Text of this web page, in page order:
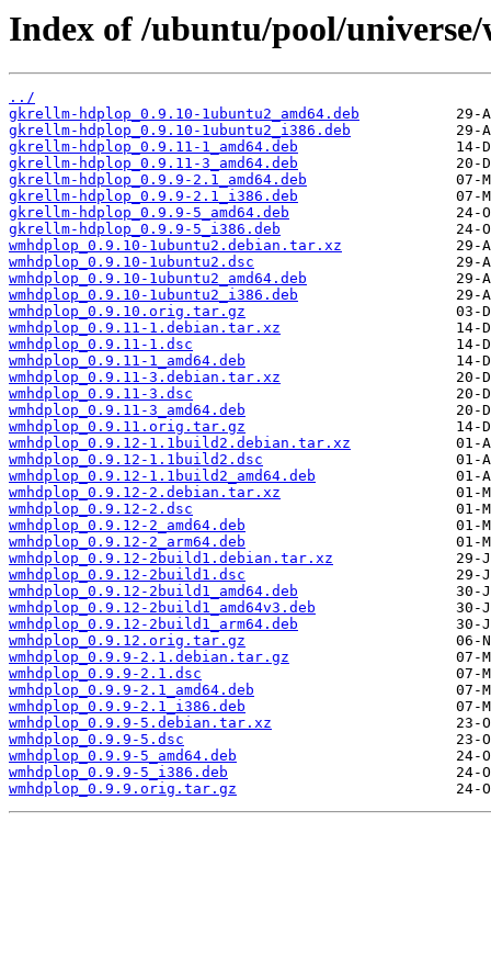
Index of /ubuntu/pool/
../
gkrellm-hdplop_0.9.10-1ubuntu2_amd64.deb
gkrellm-hdplop_0.9.10-1ubuntu2_i386.deb
gkrellm-hdplop_0.9.11-1_amd64.deb
gkrellm-hdplop_0.9.11-3_amd64.deb
gkrellm-hdplop_0.9.9-2.1_amd64.deb
gkrellm-hdplop_0.9.9-2.1_i386.deb
gkrellm-hdplop_0.9.9-5_amd64.deb
gkrellm-hdplop_0.9.9-5_i386.deb
wmhdplop_0.9.10-1ubuntu2.debian.tar.xz
wmhdplop_0.9.10-1ubuntu2.dsc
wmhdplop_0.9.10-1ubuntu2_amd64.deb
wmhdplop_0.9.10-1ubuntu2_i386.deb
wmhdplop_0.9.10.orig.tar.gz
wmhdplop_0.9.11-1.debian.tar.xz
wmhdplop_0.9.11-1.dsc
wmhdplop_0.9.11-1_amd64.deb
wmhdplop_0.9.11-3.debian.tar.xz
wmhdplop_0.9.11-3.dsc
wmhdplop_0.9.11-3_amd64.deb
wmhdplop_0.9.11.orig.tar.gz
wmhdplop_0.9.12-1.1build2.debian.tar.xz
wmhdplop_0.9.12-1.1build2.dsc
wmhdplop_0.9.12-1.1build2_amd64.deb
wmhdplop_0.9.12-2.debian.tar.xz
wmhdplop_0.9.12-2.dsc
wmhdplop_0.9.12-2_amd64.deb
wmhdplop_0.9.12-2_arm64.deb
wmhdplop_0.9.12-2build1.debian.tar.xz
wmhdplop_0.9.12-2build1.dsc
wmhdplop_0.9.12-2build1_amd64.deb
wmhdplop_0.9.12-2build1_amd64v3.deb
wmhdplop_0.9.12-2build1_arm64.deb
wmhdplop_0.9.12.orig.tar.gz
wmhdplop_0.9.9-2.1.debian.tar.gz
wmhdplop_0.9.9-2.1.dsc
wmhdplop_0.9.9-2.1_amd64.deb
wmhdplop_0.9.9-2.1_i386.deb
wmhdplop_0.9.9-5.debian.tar.xz
wmhdplop_0.9.9-5.dsc
wmhdplop_0.9.9-5_amd64.deb
wmhdplop_0.9.9-5_i386.deb
wmhdplop_0.9.9.orig.tar.gz